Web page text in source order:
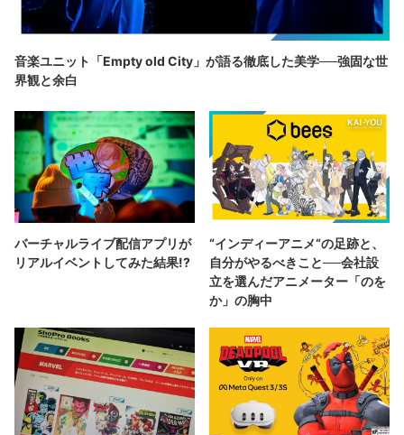
音楽ユニット「Empty old City」が語る徹底した美学──強固な世
界観と余白
バーチャルライブ配信アプリが
リアルイベントしてみた結果!?
“インディーアニメ“の足跡と、
自分がやるべきこと──会社設
立を選んだアニメーター「のを
か」の胸中